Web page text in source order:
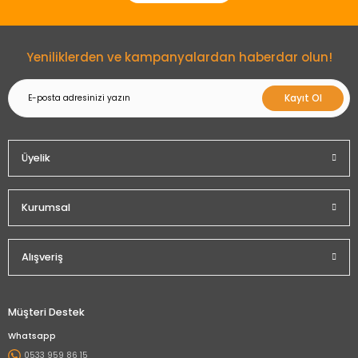
Yeniliklerden ve kampanyalardan haberdar olun!
Kayıt Ol
Üyelik
Kurumsal
Alışveriş
Müşteri Destek
Whatsapp
0533 959 86 15